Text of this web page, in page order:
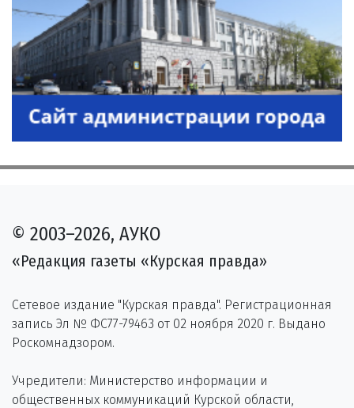
© 2003–2026, АУКО
«Редакция газеты «Курская правда»
Сетевое издание "Курская правда". Регистрационная
запись Эл № ФС77-79463 от 02 ноября 2020 г. Выдано
Роскомнадзором.
Учредители: Министерство информации и
общественных коммуникаций Курской области,